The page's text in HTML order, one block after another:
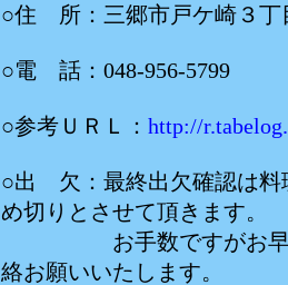
○住 所：三郷市戸ケ崎３丁
○電 話：048-956-5799
○参考ＵＲＬ： http://
○出 欠：最終出欠確認は料
め切りとさせて頂きます。
お手数ですがお早めに
絡お願いいたします。